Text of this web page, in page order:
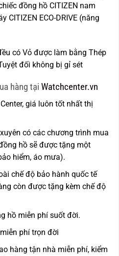
đồng hồ CITIZEN nam
CITIZEN ECO-DRIVE (năng
có Vỏ được làm bằng Thép
đối không bị gỉ sét
hàng tại Watchcenter.vn
giá luôn tốt nhất thị
có các chương trình mua
hồ sẽ được tặng một
hiểm, áo mưa).
chế độ bảo hành quốc tế
còn được tặng kèm chế độ
hồ miễn phí suốt đời.
phí trọn đời
hàng tận nhà miễn phí, kiểm